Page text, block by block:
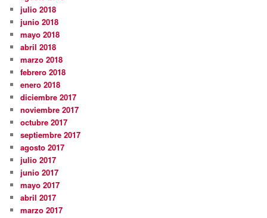
julio 2018
junio 2018
mayo 2018
abril 2018
marzo 2018
febrero 2018
enero 2018
diciembre 2017
noviembre 2017
octubre 2017
septiembre 2017
agosto 2017
julio 2017
junio 2017
mayo 2017
abril 2017
marzo 2017